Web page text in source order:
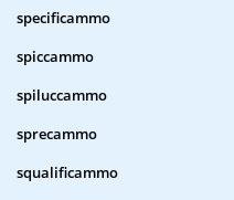
specificammo
spiccammo
spiluccammo
sprecammo
squalificammo